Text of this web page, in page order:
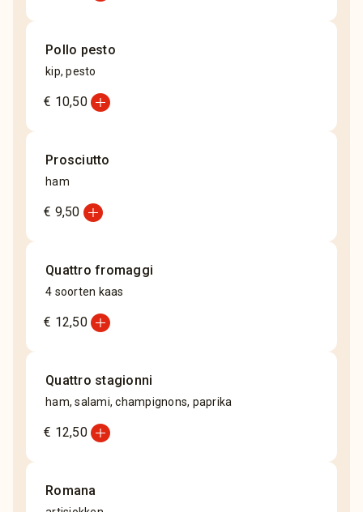
Pollo pesto
kip, pesto
€ 10,50add_circle
Prosciutto
ham
€ 9,50 add_circle
Quattro fromaggi
4 soorten kaas
€ 12,50add_circle
Quattro stagionni
ham, salami, champignons, paprika
€ 12,50add_circle
Romana